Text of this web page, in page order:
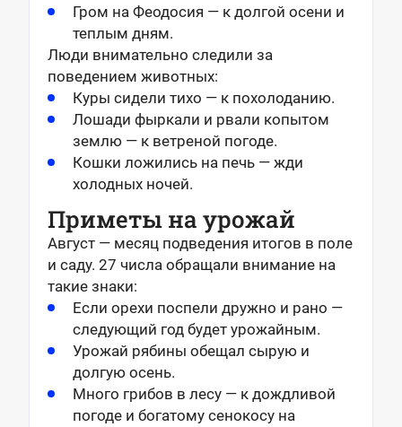
Гром на Феодосия — к долгой осени и
теплым дням.
Люди внимательно следили за
поведением животных:
Куры сидели тихо — к похолоданию.
Лошади фыркали и рвали копытом
землю — к ветреной погоде.
Кошки ложились на печь — жди
холодных ночей.
Приметы на урожай
Август — месяц подведения итогов в поле
и саду. 27 числа обращали внимание на
такие знаки:
Если орехи поспели дружно и рано —
следующий год будет урожайным.
Урожай рябины обещал сырую и
долгую осень.
Много грибов в лесу — к дождливой
погоде и богатому сенокосу на